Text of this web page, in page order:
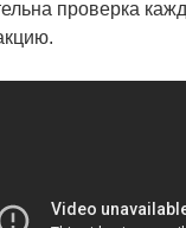
проверка